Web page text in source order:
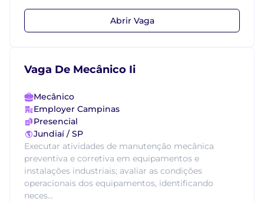
Abrir Vaga
Vaga De Mecânico Ii
Mecânico
Employer Campinas
Presencial
Jundiaí / SP
Executar atividades de manutenção mecânica
preventiva e corretiva em equipamentos e
instalações industriais; avaliar as condições
operacionais dos equipamentos, identificando
neces...